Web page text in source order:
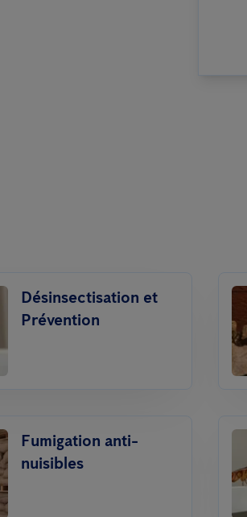
Désinsectisation et
Prévention
Fumigation anti-
nuisibles